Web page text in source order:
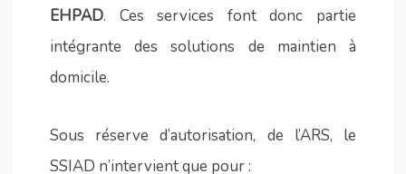
EHPAD. Ces services font donc partie
intégrante des solutions de maintien à
domicile.
Sous réserve d’autorisation, de l’ARS, le
SSIAD n’intervient que pour :